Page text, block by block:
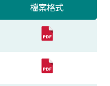
檔案格式